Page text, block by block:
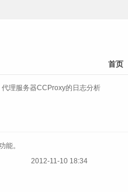
首页
代理服务器CCProxy的日志分析
能。
2012-11-10 18:34